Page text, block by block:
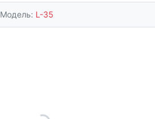
Модель: L-35